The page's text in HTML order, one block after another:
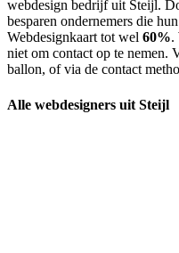
webdesign bedrijf uit Steijl.
besparen ondernemers die
Webdesignkaart tot wel 60%.
niet om contact op te nemen.
ballon, of via de contact
Alle webdesigners uit Steijl